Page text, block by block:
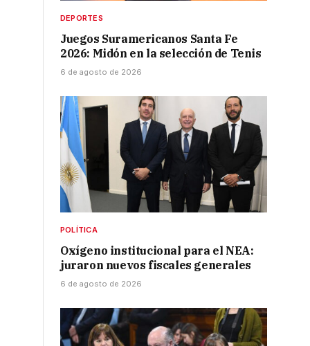
DEPORTES
Juegos Suramericanos Santa Fe
2026: Midón en la selección de Tenis
6 de agosto de 2026
POLÍTICA
Oxígeno institucional para el NEA:
juraron nuevos fiscales generales
6 de agosto de 2026